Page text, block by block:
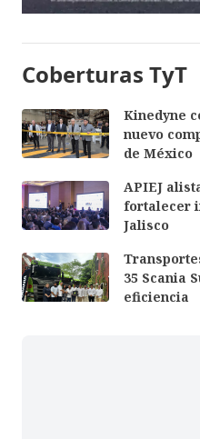
Coberturas TyT
Kinedyne
nuevo
de México
APIEJ
fortalecer
Jalisco
35 Scania
eficiencia